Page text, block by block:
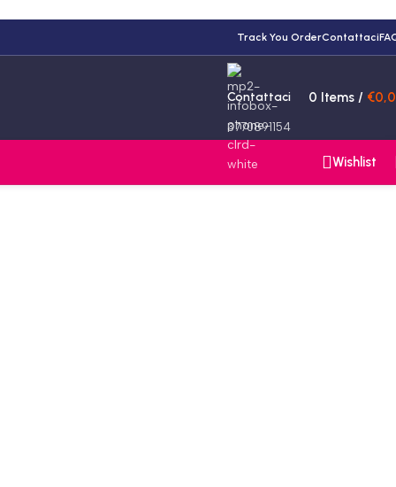
Track You OrderContattaci
Contattaci
3770891154
0 Items / €
Wishlist